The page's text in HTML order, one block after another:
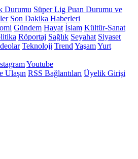
Durumu Süper Lig Puan Durumu ve
Son Dakika Haberleri
Gündem Hayat İslam Kültür-Sanat
Röportaj Sağlık Seyahat Siyaset
Teknoloji Trend YaşamYurt
Youtube
Ulaşın RSS Bağlantıları Üyelik Girişi